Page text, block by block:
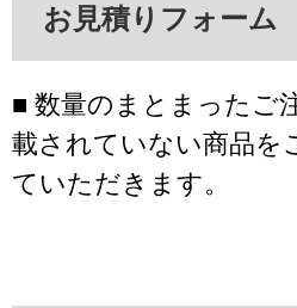
お見積りフォーム
■ 数量のまとまったご
載されていない商品を
ていただきます。